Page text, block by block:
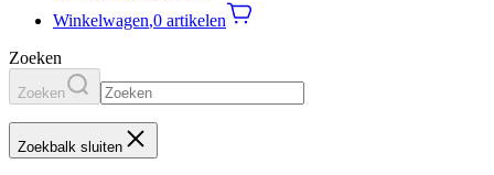
Winkelwagen,0 artikelen
Zoeken
Zoeken
Zoekbalk sluiten